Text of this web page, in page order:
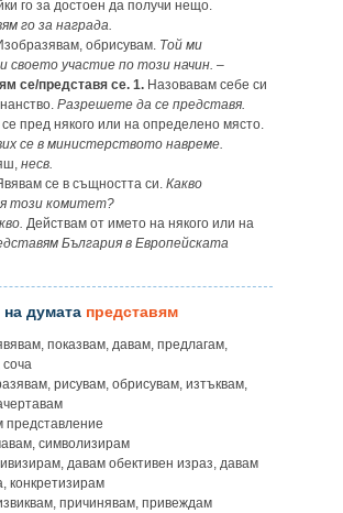
го за достоен да получи нещо.
го за награда.
обрисувам. Той ми
своето участие по този начин. –
се/представя се. 1. Назовавам себе си
Разрешете да се представя.
пред някого или на определено място.
се в министерството навреме.
несв.
се в същността си. Какво
този комитет?
Действам от името на някого или на
България в Европейската
думата представям
показвам, давам, предлагам,
рисувам, обрисувам, изтъквам,
представление
символизирам
давам обективен израз, давам
конкретизирам
причинявам, привеждам